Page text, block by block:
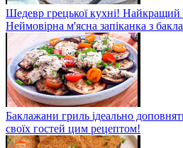
Шедевр грецької кухні! Найкращий
Неймовірна м'ясна запіканка з
Баклажани гриль ідеально
своїх гостей цим рецептом!